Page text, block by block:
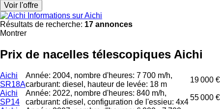
Voir l'offre
Informations sur Aichi
Résultats de recherche: 17 annonces
Montrer
Prix de nacelles télescopiques Aichi
Aichi
SR18A
Année: 2004, nombre d'heures: 7 700 m/h,
carburant: diesel, hauteur de levée: 18 m
19 000 €
Aichi
SP14
Année: 2022, nombre d'heures: 840 m/h,
carburant: diesel, configuration de l'essieu: 4x4
55 000 €